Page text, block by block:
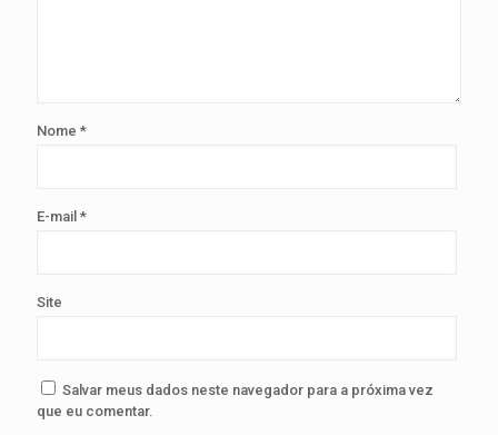
Nome *
E-mail *
Site
Salvar meus dados neste navegador para a próxima vez
que eu comentar.